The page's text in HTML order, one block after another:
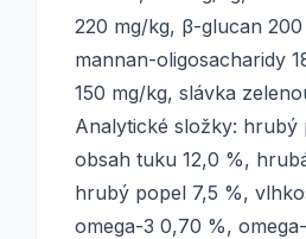
220 mg/kg, β-glucan
mannan-oligosacharidy
150 mg/kg, slávka
Analytické složky: hrubý
obsah tuku 12,0 %,
hrubý popel 7,5 %,
omega-3 0,70 %,